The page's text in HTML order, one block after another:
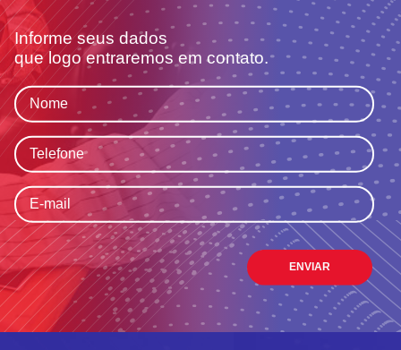
Informe seus dados
que logo entraremos em contato.
ENVIAR